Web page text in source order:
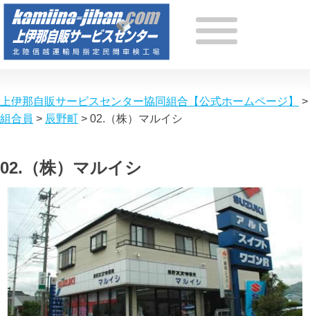
上伊那自販サービスセンター協同組合【公式ホームページ】
>
組合員 > 辰野町 > 02.（株）マルイシ
02.（株）マルイシ